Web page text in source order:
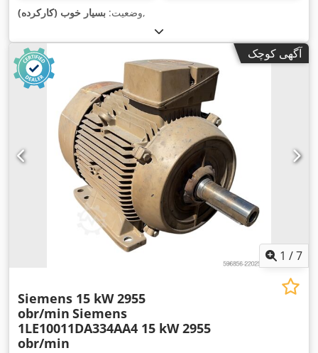
وضعیت: بسیار خوب (کارکرده) ,
آگهی کوچک
1 /7
Siemens 15 kW 2955
obr/min Siemens
1LE10011DA334AA4 15 kW 2955
obr/min